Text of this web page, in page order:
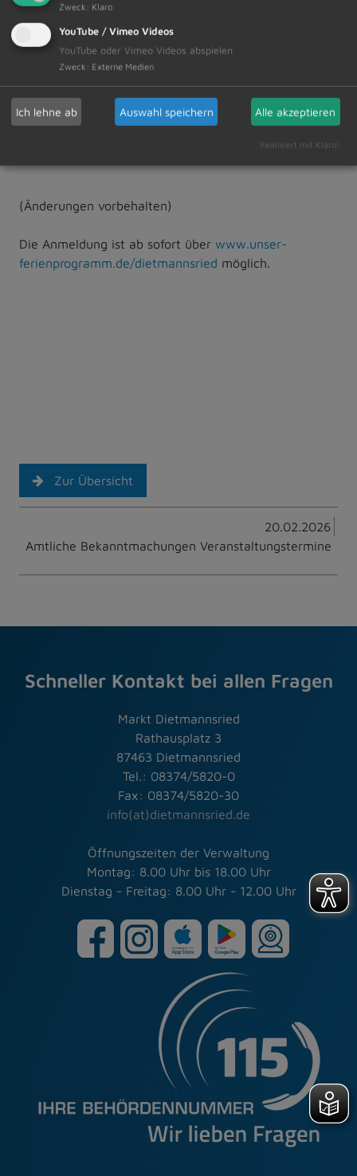
Voraussichtliche Betreuungszeiten für das Jahr 2026:
Osterferien
30.03.2026 - 10.04.2026
Pfingstferien
26.05.2026 - 29.05.2026
Sommerferien
03.08.2026 - 28.08.2026
02.11.2026 - 06.11.2026
(Änderungen vorbehalten)
Die Anmeldung ist ab sofort über www.unser-
ferienprogramm.de/dietmannsried möglich.
Zur Übersicht
20.02.2026
Amtliche Bekanntmachungen Veranstaltungstermine
Schneller Kontakt bei allen Fragen
Markt Dietmannsried
Rathausplatz 3
87463 Dietmannsried
Tel.: 08374/5820-0
Fax: 08374/5820-30
info(at)dietmannsried.de
Öffnungszeiten der Verwaltung
Montag: 8.00 Uhr bis 18.00 Uhr
Dienstag - Freitag: 8.00 Uhr - 12.00 Uhr
Zweck : Klaro
YouTube / Vimeo Videos
YouTube oder Vimeo Videos abspielen
Zweck : Externe Medien
Ich lehne ab Auswahl speichern Alle akzeptieren
Realisiert mit Klaro!